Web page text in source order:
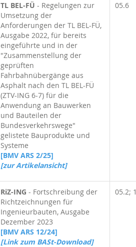
TL BEL-FÜ - Regelungen zur
Umsetzung der
Anforderungen der TL BEL-FÜ,
Ausgabe 2022, für bereits
eingeführte und in der
"Zusammenstellung der
geprüften
Fahrbahnübergänge aus
Asphalt nach den TL BEL-FÜ
(ZTV-ING 6-7) für die
Anwendung an Bauwerken
und Bauteilen der
Bundesverkehrswege"
gelistete Bauprodukte und
Systeme
[BMV ARS 2/25]
[zur Artikelansicht]
05.6
RiZ-ING - Fortschreibung der
Richtzeichnungen für
Ingenieurbauten, Ausgabe
Dezember 2023
[BMV ARS 12/24]
[Link zum BASt-Download]
05.2;